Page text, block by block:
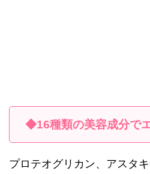
◆16種類の美容成分で
プロテオグリカン、アスタ